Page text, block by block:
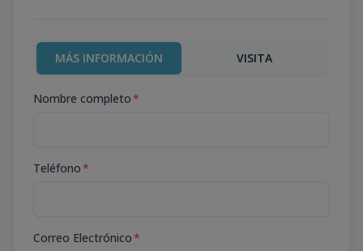
MÁS INFORMACIÓN VISITA
Nombre completo*
Teléfono*
Correo Electrónico*